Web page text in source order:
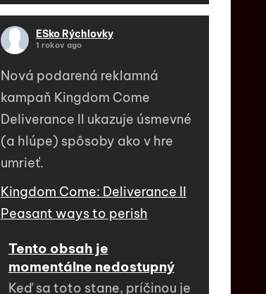
ESko Rýchlovky
1 rokov ago
Nová podarená reklamná
kampaň Kingdom Come
Deliverance II ukazuje úsmevné
(a hlúpe) spôsoby ako v hre
umrieť.
Kingdom Come: Deliverance II
Peasant ways to perish
Tento obsah je
momentálne nedostupný
Keď sa toto stane, príčinou je